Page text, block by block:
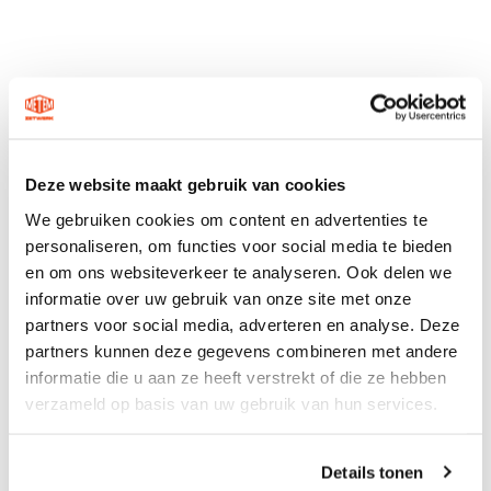
Deze website maakt gebruik van cookies
We gebruiken cookies om content en advertenties te
personaliseren, om functies voor social media te bieden
en om ons websiteverkeer te analyseren. Ook delen we
informatie over uw gebruik van onze site met onze
partners voor social media, adverteren en analyse. Deze
partners kunnen deze gegevens combineren met andere
informatie die u aan ze heeft verstrekt of die ze hebben
verzameld op basis van uw gebruik van hun services.
Details tonen